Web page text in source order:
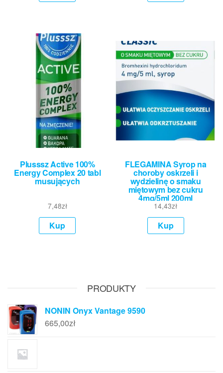
Plusssz Active 100%
Energy Complex 20 tabl
musujących
7,48zł
Kup
FLEGAMINA Syrop na
choroby oskrzeli i
wydzielinę o smaku
miętowym bez cukru
4mg/5ml 200ml
14,43zł
Kup
PRODUKTY
NONIN Onyx Vantage 9590
665,00zł